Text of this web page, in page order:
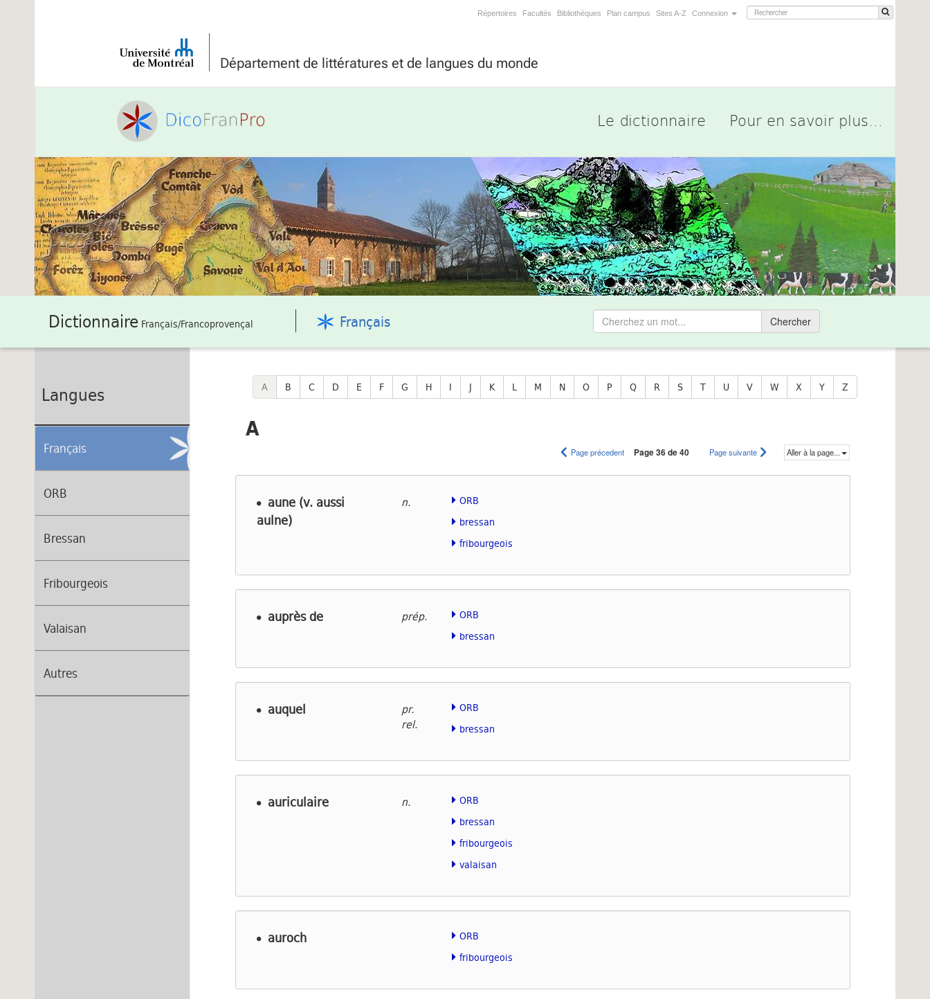
Répertoires Facultés Bibliothèques Plan campus Sites A-Z Connexion
Département de littératures et de langues du monde
Pour en savoir plus...
Le dictionnaire
Dictionnaire Français/Francoprovençal Français Chercher
Langues
Français
ORB
Bressan
Fribourgeois
Valaisan
Autres
A B C D E F G H I J K L M N O P Q R S T U V W X Y Z
A
Page précedent Page 36 de 40 Page suivante Aller à la page...
aune (v. aussi
aulne)
n.
ORB
bressan
fribourgeois
auprès de prép.
ORB
bressan
auquel
pr.
rel.
ORB
bressan
auriculaire n.
ORB
bressan
fribourgeois
valaisan
auroch
ORB
fribourgeois